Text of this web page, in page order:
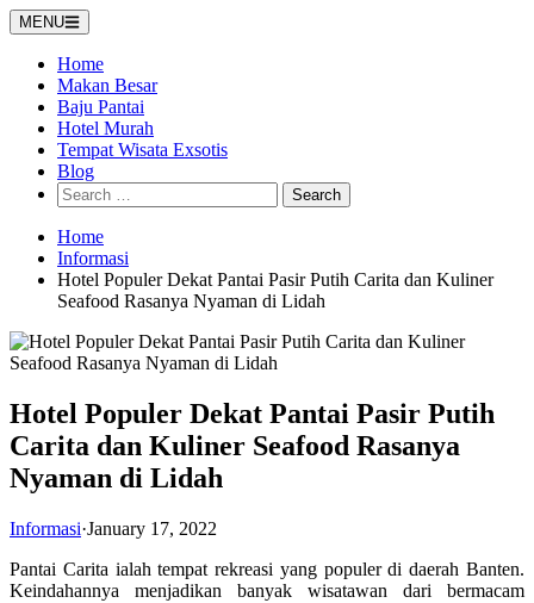
Skip
to
content
MENU
Home
Makan Besar
Baju Pantai
Hotel Murah
Tempat Wisata Exsotis
Blog
Search
for:
Home
Informasi
Hotel Populer Dekat Pantai Pasir Putih Carita dan Kuliner
Seafood Rasanya Nyaman di Lidah
Hotel Populer Dekat Pantai Pasir Putih
Carita dan Kuliner Seafood Rasanya
Nyaman di Lidah
Informasi·January 17, 2022
Pantai Carita ialah tempat rekreasi yang populer di daerah Banten.
Keindahannya menjadikan banyak wisatawan dari bermacam